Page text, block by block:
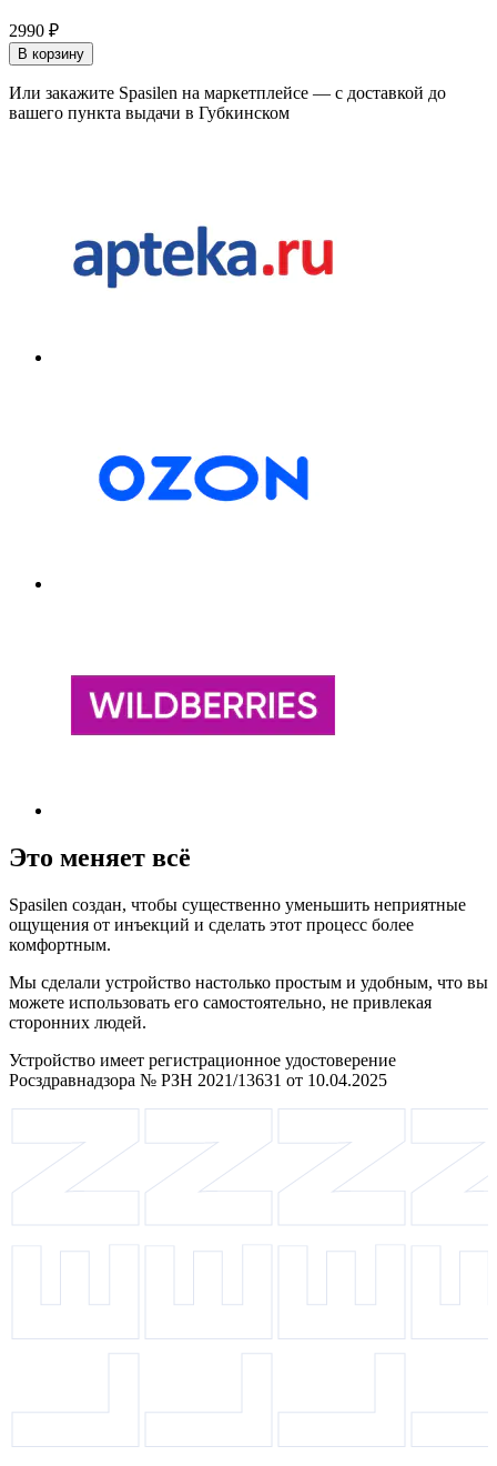
2990 ₽
В корзину
Или закажите Spasilen на маркетплейсе — с доставкой до
вашего пункта выдачи в Губкинском
Это меняет всё
Spasilen создан, чтобы существенно уменьшить неприятные
ощущения от инъекций и сделать этот процесс более
комфортным.
Мы сделали устройство настолько простым и удобным, что вы
можете использовать его самостоятельно, не привлекая
сторонних людей.
Устройство имеет регистрационное удостоверение
Росздравнадзора № РЗН 2021/13631 от 10.04.2025